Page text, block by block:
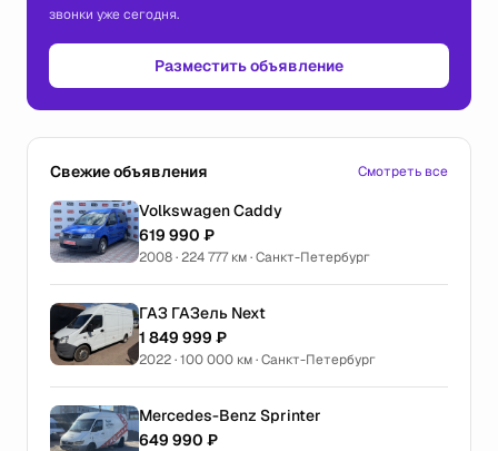
звонки уже сегодня.
Разместить объявление
Свежие объявления Смотреть все
Volkswagen Caddy
619 990 ₽
2008 · 224 777 км · Санкт-Петербург
ГАЗ ГАЗель Next
1 849 999 ₽
2022 · 100 000 км · Санкт-Петербург
Mercedes-Benz Sprinter
649 990 ₽